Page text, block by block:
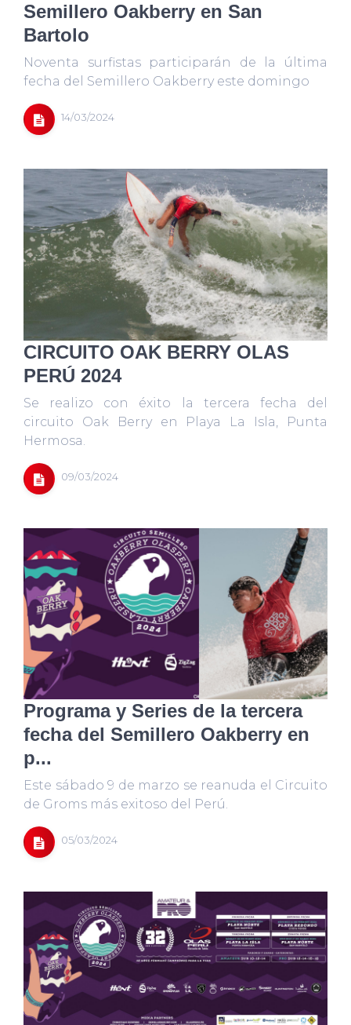
Semillero Oakberry en San
Bartolo
Noventa surfistas participarán de la última
fecha del Semillero Oakberry este domingo
14/03/2024
CIRCUITO OAK BERRY OLAS
PERÚ 2024
Se realizo con éxito la tercera fecha del
circuito Oak Berry en Playa La Isla, Punta
Hermosa.
09/03/2024
Programa y Series de la tercera
fecha del Semillero Oakberry en
p...
Este sábado 9 de marzo se reanuda el Circuito
de Groms más exitoso del Perú.
05/03/2024